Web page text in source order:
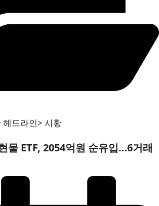
헤드라인> 시황
물 ETF, 2054억원 순유입…6거래